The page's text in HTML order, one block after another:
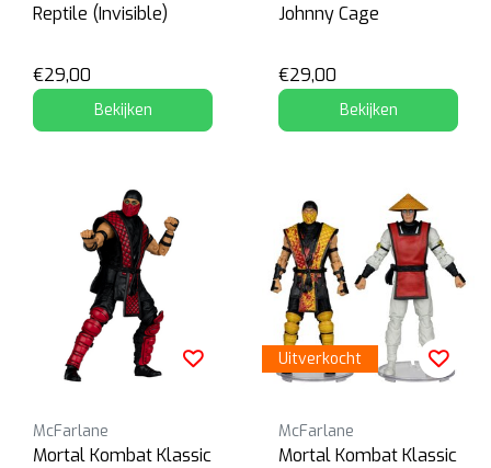
Reptile (Invisible)
€29,00
Bekijken
Johnny Cage
€29,00
Bekijken
McFarlane
Mortal Kombat Klassic
Uitverkocht
McFarlane
Mortal Kombat Klassic